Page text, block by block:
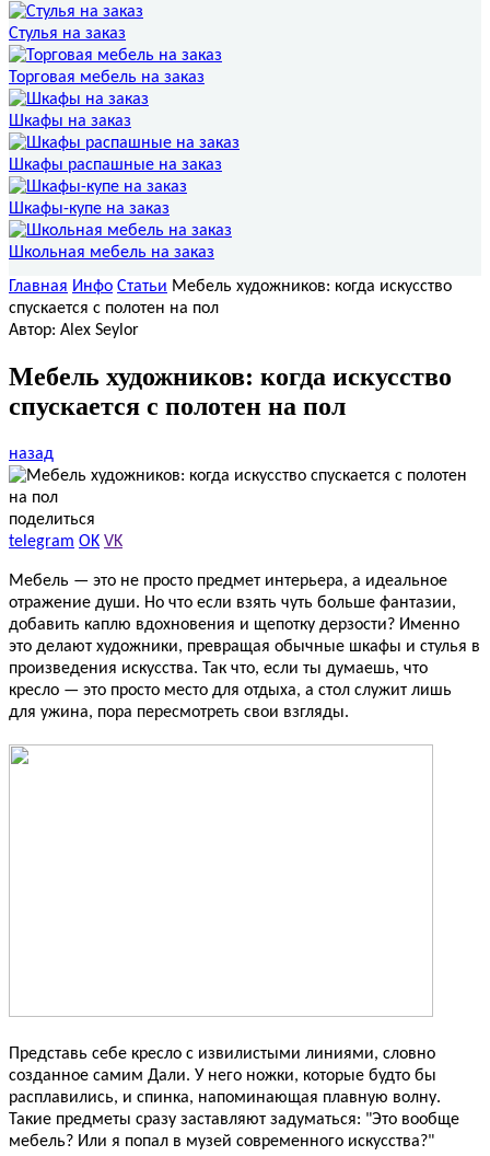
Стулья на заказ
Торговая мебель на заказ
Шкафы на заказ
Шкафы распашные на заказ
Шкафы-купе на заказ
Школьная мебель на заказ
Главная Инфо Статьи Мебель художников: когда искусство
спускается с полотен на пол
Автор: Alex Seylor
Мебель художников: когда искусство
спускается с полотен на пол
назад
поделиться
telegram OK VK
Мебель — это не просто предмет интерьера, а идеальное
отражение души. Но что если взять чуть больше фантазии,
добавить каплю вдохновения и щепотку дерзости? Именно
это делают художники, превращая обычные шкафы и стулья в
произведения искусства. Так что, если ты думаешь, что
кресло — это просто место для отдыха, а стол служит лишь
для ужина, пора пересмотреть свои взгляды.
Представь себе кресло с извилистыми линиями, словно
созданное самим Дали. У него ножки, которые будто бы
расплавились, и спинка, напоминающая плавную волну.
Такие предметы сразу заставляют задуматься: "Это вообще
мебель? Или я попал в музей современного искусства?"